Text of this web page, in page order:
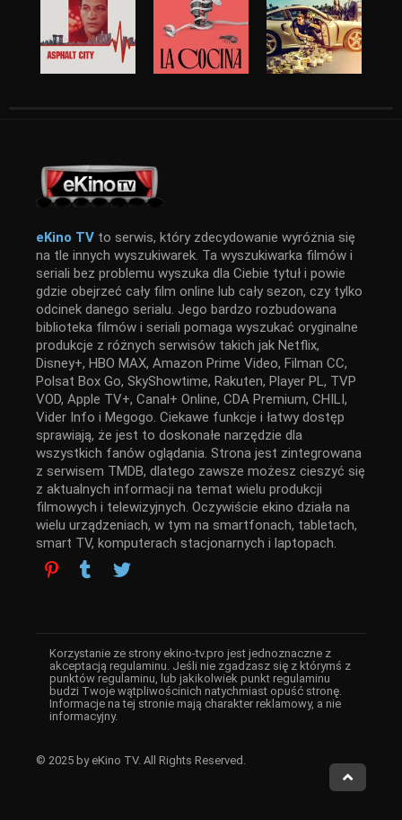
eKino TV to serwis, który zdecydowanie wyróżnia się
na tle innych wyszukiwarek. Ta wyszukiwarka filmów i
seriali bez problemu wyszuka dla Ciebie tytuł i powie
gdzie obejrzeć cały film online lub cały sezon, czy tylko
odcinek danego serialu. Jego bardzo rozbudowana
biblioteka filmów i seriali pomaga wyszukać oryginalne
produkcje z różnych serwisów takich jak Netflix,
Disney+, HBO MAX, Amazon Prime Video, Filman CC,
Polsat Box Go, SkyShowtime, Rakuten, Player PL, TVP
VOD, Apple TV+, Canal+ Online, CDA Premium, CHILI,
Vider Info i Megogo. Ciekawe funkcje i łatwy dostęp
sprawiają, że jest to doskonałe narzędzie dla
wszystkich fanów oglądania. Strona jest zintegrowana
z serwisem TMDB, dlatego zawsze możesz cieszyć się
z aktualnych informacji na temat wielu produkcji
filmowych i telewizyjnych. Oczywiście ekino działa na
wielu urządzeniach, w tym na smartfonach, tabletach,
smart TV, komputerach stacjonarnych i laptopach.
Korzystanie ze strony ekino-tv.pro jest jednoznaczne z
akceptacją regulaminu. Jeśli nie zgadzasz się z którymś z
punktów regulaminu, lub jakikolwiek punkt regulaminu
budzi Twoje wątpliwościnich natychmiast opuść stronę.
Informacje na tej stronie mają charakter reklamowy, a nie
informacyjny.
© 2025 by eKino TV. All Rights Reserved.